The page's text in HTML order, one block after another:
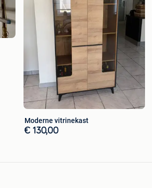
Moderne vitrinekast
€ 130,00